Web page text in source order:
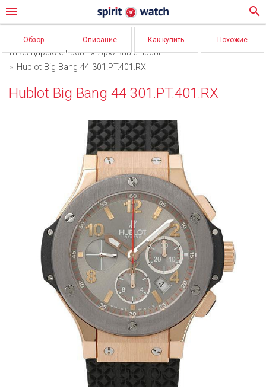
menu search
Обзор Описание Как купить Похожие
Швейцарские часы
Архивные часы
Hublot Big Bang 44 301.PT.401.RX
Hublot Big Bang 44 301.PT.401.RX